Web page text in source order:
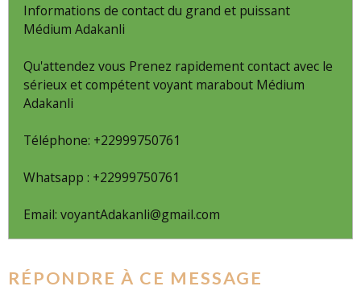
Informations de contact du grand et puissant
Médium Adakanli
Qu'attendez vous Prenez rapidement contact avec le
sérieux et compétent voyant marabout Médium
Adakanli
Téléphone: +22999750761
Whatsapp : +22999750761
Email: voyantAdakanli@gmail.com
RÉPONDRE À CE MESSAGE